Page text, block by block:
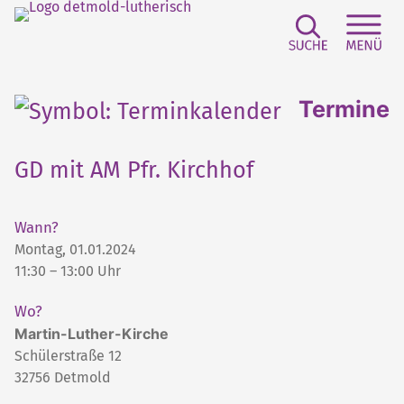
Termine
GD mit AM Pfr. Kirchhof
Wann?
Montag, 01.01.2024
11:30 – 13:00 Uhr
Wo?
Martin-Luther-Kirche
Schülerstraße 12
32756 Detmold